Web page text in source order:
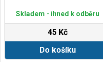
Skladem - ihned k odběru
45 Kč
Do košíku